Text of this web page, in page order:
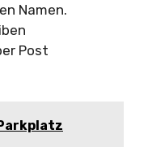
Namen.
Post